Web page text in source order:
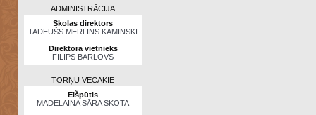
ADMINISTRĀCIJA
Skolas direktors
TADEUŠS MERLINS KAMINSKI
Direktora vietnieks
FILIPS BĀRLOVS
TORŅU VECĀKIE
Elšpūtis
MADELAINA SĀRA SKOTA